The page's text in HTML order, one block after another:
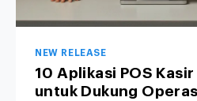
NEW RELEASE
10 Aplikasi POS
untuk Dukung